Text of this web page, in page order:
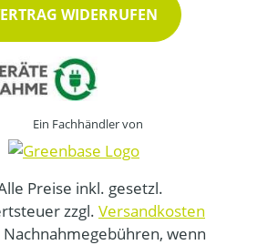
WIDERRUFEN
Ein Fachhändler von
Preise inkl. gesetzl.
zzgl. Versandkosten
Nachnahmegebühren, wenn